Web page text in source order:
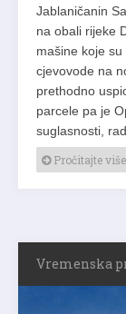
Jablaničanin
na obali rijeke
mašine koje
cjevovode na
prethodno
parcele pa je
suglasnosti,
Pročitajte više
Vremenska